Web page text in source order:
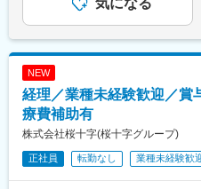
NEW
経理／業種未経験歓迎／賞
療費補助有
株式会社桜十字(桜十字グループ)
正社員 転勤なし 業種未経験歓